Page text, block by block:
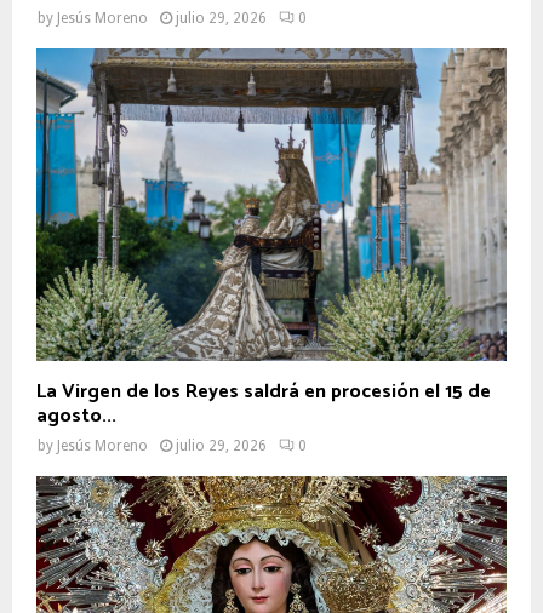
by Jesús Moreno julio 29, 2026 0
La Virgen de los Reyes saldrá en procesión el 15 de
agosto...
by Jesús Moreno julio 29, 2026 0